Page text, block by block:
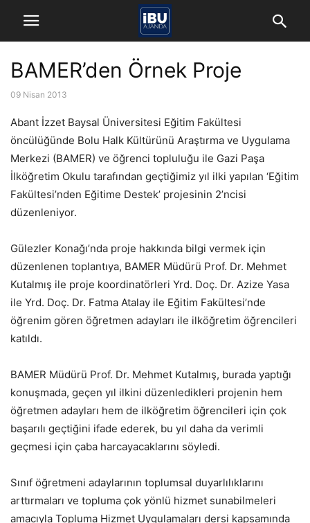
BAMER’den Örnek Proje
09 Nisan 2013
Abant İzzet Baysal Üniversitesi Eğitim Fakültesi
öncülüğünde Bolu Halk Kültürünü Araştırma ve Uygulama
Merkezi (BAMER) ve öğrenci topluluğu ile Gazi Paşa
İlköğretim Okulu tarafından geçtiğimiz yıl ilki yapılan ‘Eğitim
Fakültesi’nden Eğitime Destek’ projesinin 2’ncisi
düzenleniyor.
Gülezler Konağı’nda proje hakkında bilgi vermek için
düzenlenen toplantıya, BAMER Müdürü Prof. Dr. Mehmet
Kutalmış ile proje koordinatörleri Yrd. Doç. Dr. Azize Yasa
ile Yrd. Doç. Dr. Fatma Atalay ile Eğitim Fakültesi’nde
öğrenim gören öğretmen adayları ile ilköğretim öğrencileri
katıldı.
BAMER Müdürü Prof. Dr. Mehmet Kutalmış, burada yaptığı
konuşmada, geçen yıl ilkini düzenledikleri projenin hem
öğretmen adayları hem de ilköğretim öğrencileri için çok
başarılı geçtiğini ifade ederek, bu yıl daha da verimli
geçmesi için çaba harcayacaklarını söyledi.
Sınıf öğretmeni adaylarının toplumsal duyarlılıklarını
arttırmaları ve topluma çok yönlü hizmet sunabilmeleri
amacıyla Topluma Hizmet Uygulamaları dersi kapsamında